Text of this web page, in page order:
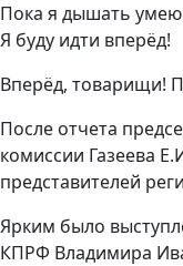
Пока я дышать
Я буду идти вперёд!
Вперёд, товарищи!
После отчета
комиссии Газеева
представителей
Ярким было
КПРФ Владимира